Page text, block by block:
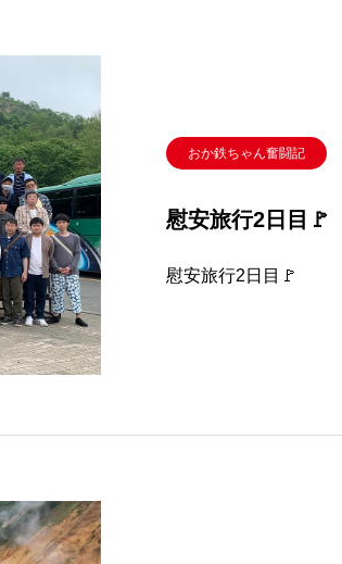
おか鉄ちゃん奮闘記
慰安旅行2日目🚩
慰安旅行2日目🚩